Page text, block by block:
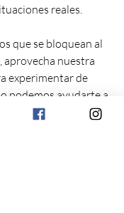
reales.
que se bloquean al
nuestra
experimentar de
podemos ayudarte a
al hablar un